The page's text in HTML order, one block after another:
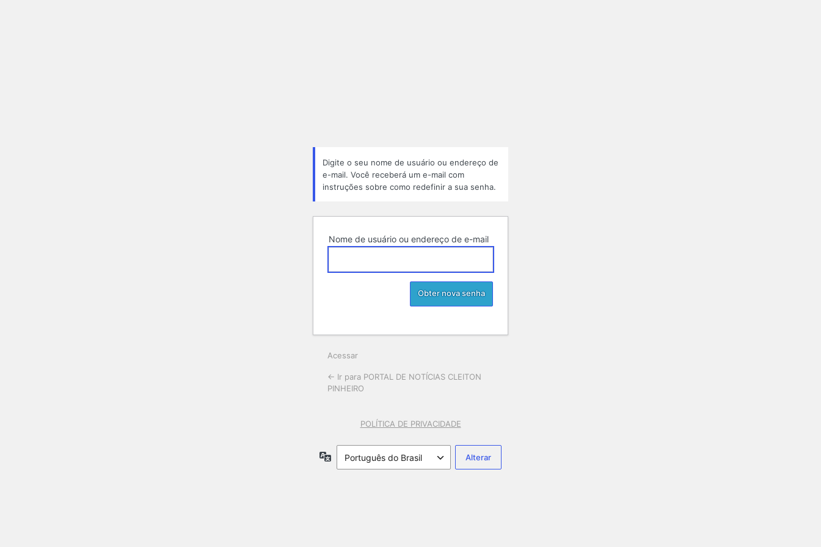
Digite o seu nome de usuário ou endereço de
e-mail. Você receberá um e-mail com
instruções sobre como redefinir a sua senha.
Nome de usuário ou endereço de e-mail
Acessar
← Ir para PORTAL DE NOTÍCIAS CLEITON
PINHEIRO
POLÍTICA DE PRIVACIDADE
Idioma